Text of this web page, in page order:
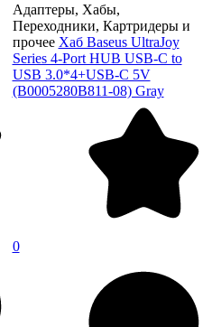
Адаптеры, Хабы,
Переходники, Картридеры и
прочее Хаб Baseus UltraJoy
Series 4-Port HUB USB-C to
USB 3.0*4+USB-C 5V
(B0005280B811-08) Gray
0